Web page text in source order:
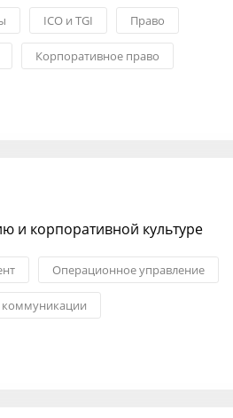
ICO и TGI Право
Корпоративное право
и корпоративной культуре
Операционное управление